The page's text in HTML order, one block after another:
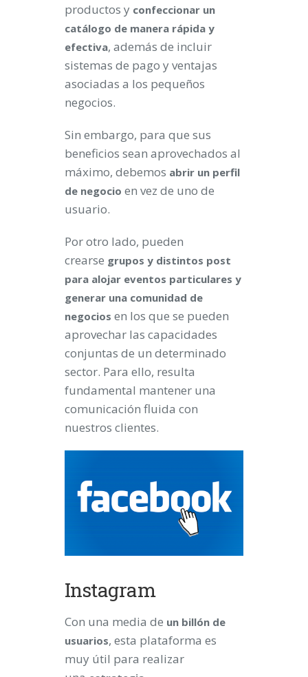
productos y confeccionar un
catálogo de manera rápida y
efectiva, además de incluir
sistemas de pago y ventajas
asociadas a los pequeños
negocios.
Sin embargo, para que sus
beneficios sean aprovechados al
máximo, debemos abrir un perfil
de negocio en vez de uno de
usuario.
Por otro lado, pueden
crearse grupos y distintos post
para alojar eventos particulares y
generar una comunidad de
negocios en los que se pueden
aprovechar las capacidades
conjuntas de un determinado
sector. Para ello, resulta
fundamental mantener una
comunicación fluida con
nuestros clientes.
Instagram
Con una media de un billón de
usuarios, esta plataforma es
muy útil para realizar